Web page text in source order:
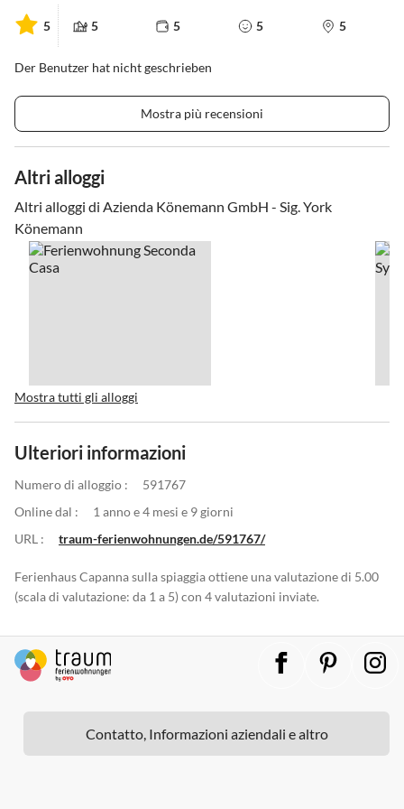
5 5 5 5 5
Der Benutzer hat nicht geschrieben
Mostra più recensioni
Altri alloggi
Altri alloggi di Azienda Könemann GmbH - Sig. York
Könemann
Mostra tutti gli alloggi
Ulteriori informazioni
Numero di alloggio :
591767
Online dal :
1 anno e 4 mesi e 9 giorni
URL :
traum-ferienwohnungen.de/591767/
Ferienhaus Capanna sulla spiaggia ottiene una valutazione di 5.00
(scala di valutazione: da 1 a 5) con 4 valutazioni inviate.
Contatto, Informazioni aziendali e altro